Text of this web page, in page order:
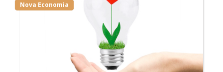
Nova Economia